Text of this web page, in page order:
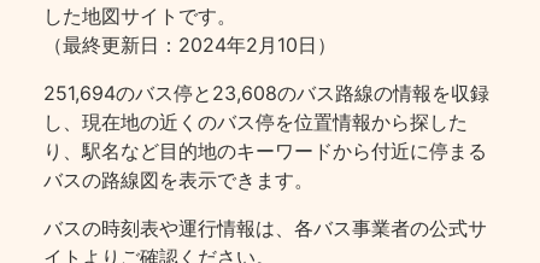
した地図サイトです。
（最終更新日：2024年2月10日）
251,694のバス停と23,608のバス路線の情報を収録
し、現在地の近くのバス停を位置情報から探した
り、駅名など目的地のキーワードから付近に停まる
バスの路線図を表示できます。
バスの時刻表や運行情報は、各バス事業者の公式サ
イトよりご確認ください。